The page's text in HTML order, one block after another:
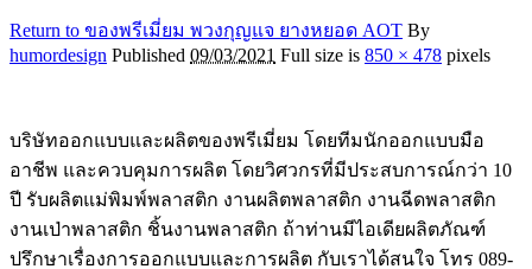
Return to ของพรีเมี่ยม พวงกุญแจ ยางหยอด AOT By
humordesign Published 09/03/2021 Full size is 850 × 478 pixels
บริษัทออกแบบและผลิตของพรีเมี่ยม โดยทีมนักออกแบบมือ
อาชีพ และควบคุมการผลิต โดยวิศวกรที่มีประสบการณ์กว่า 10
ปี รับผลิตแม่พิมพ์พลาสติก งานผลิตพลาสติก งานฉีดพลาสติก
งานเป่าพลาสติก ชิ้นงานพลาสติก ถ้าท่านมีไอเดียผลิตภัณฑ์
ปรึกษาเรื่องการออกแบบและการผลิต กับเราได้สนใจ โทร 089-